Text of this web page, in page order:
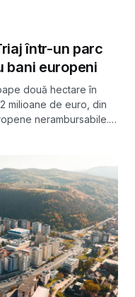
într-un parc
bani europeni
două hectare în
milioane de euro, din
nerambursabile.